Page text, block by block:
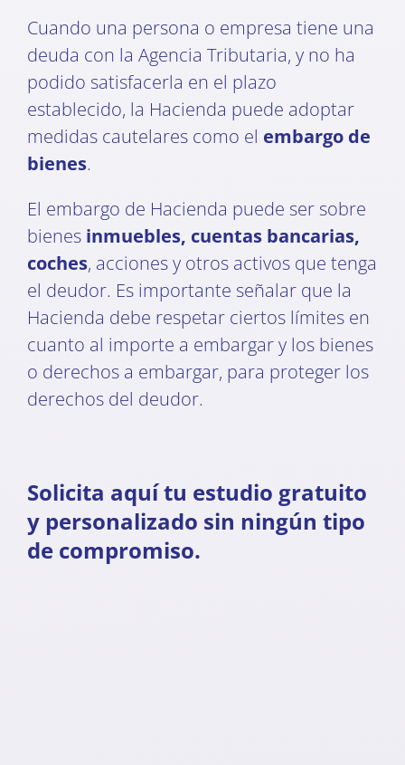
Cuando una persona o empresa tiene una
deuda con la Agencia Tributaria, y no ha
podido satisfacerla en el plazo
establecido, la Hacienda puede adoptar
medidas cautelares como el embargo de
bienes.
El embargo de Hacienda puede ser sobre
bienes inmuebles, cuentas bancarias,
coches, acciones y otros activos que tenga
el deudor. Es importante señalar que la
Hacienda debe respetar ciertos límites en
cuanto al importe a embargar y los bienes
o derechos a embargar, para proteger los
derechos del deudor.
Solicita aquí tu estudio gratuito
y personalizado sin ningún tipo
de compromiso.